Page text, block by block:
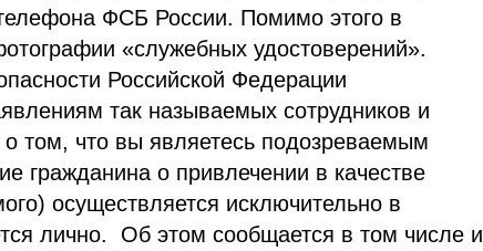
ФСБ России. Помимо этого в
«служебных удостоверений».
Российской Федерации
так называемых сотрудников и
том, что вы являетесь подозреваемым
гражданина о привлечении в качестве
осуществляется исключительно в
лично. Об этом сообщается в том числе и